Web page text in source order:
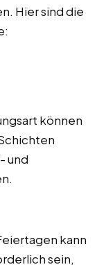
Hier sind die
können
und
kann
sein,